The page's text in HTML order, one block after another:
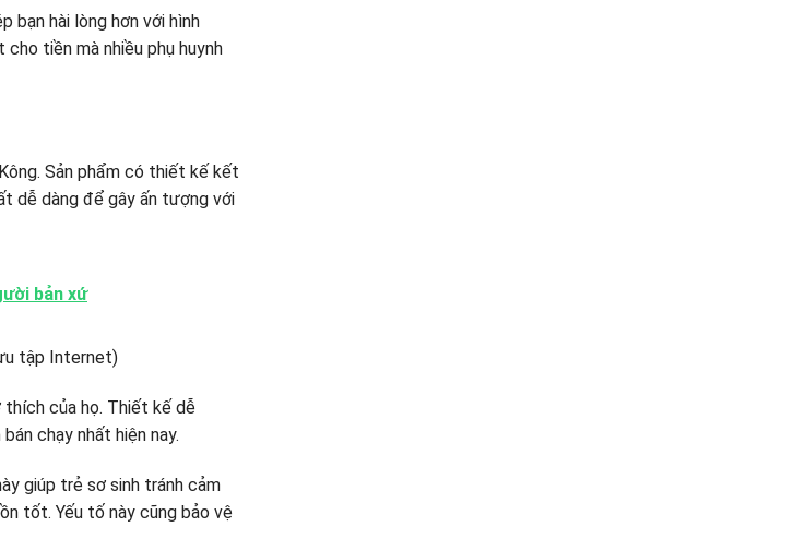
bạn hài lòng hơn với hình
tiền mà nhiều phụ huynh
Sản phẩm có thiết kế kết
dễ dàng để gây ấn tượng với
bản xứ
thích của họ. Thiết kế dễ
chạy nhất hiện nay.
giúp trẻ sơ sinh tránh cảm
tốt. Yếu tố này cũng bảo vệ